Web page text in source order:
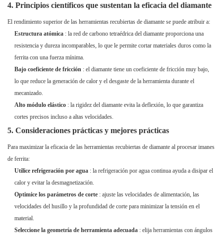
4. Principios científicos que sustentan la eficacia del diamante
El rendimiento superior de las herramientas recubiertas de diamante se puede atribuir a:
Estructura atómica : la red de carbono tetraédrica del diamante proporciona una
resistencia y dureza incomparables, lo que le permite cortar materiales duros como la
ferrita con una fuerza mínima.
Bajo coeficiente de fricción : el diamante tiene un coeficiente de fricción muy bajo,
lo que reduce la generación de calor y el desgaste de la herramienta durante el
mecanizado.
Alto módulo elástico : la rigidez del diamante evita la deflexión, lo que garantiza
cortes precisos incluso a altas velocidades.
5. Consideraciones prácticas y mejores prácticas
Para maximizar la eficacia de las herramientas recubiertas de diamante al procesar imanes
de ferrita:
Utilice refrigeración por agua : la refrigeración por agua continua ayuda a disipar el
calor y evitar la desmagnetización.
Optimice los parámetros de corte : ajuste las velocidades de alimentación, las
velocidades del husillo y la profundidad de corte para minimizar la tensión en el
material.
Seleccione la geometría de herramienta adecuada : elija herramientas con ángulos